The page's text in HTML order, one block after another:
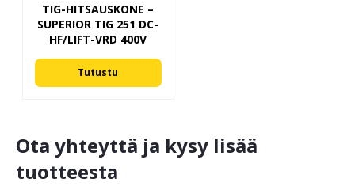
TIG-HITSAUSKONE –
SUPERIOR TIG 251 DC-
HF/LIFT-VRD 400V
Tutustu
Ota yhteyttä ja kysy lisää
tuotteesta